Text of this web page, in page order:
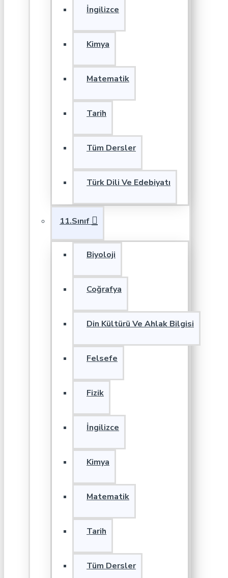
İngilizce
Kimya
Matematik
Tarih
Tüm Dersler
Türk Dili Ve Edebiyatı
11.Sınıf
Biyoloji
Coğrafya
Din Kültürü Ve Ahlak Bilgisi
Felsefe
Fizik
İngilizce
Kimya
Matematik
Tarih
Tüm Dersler